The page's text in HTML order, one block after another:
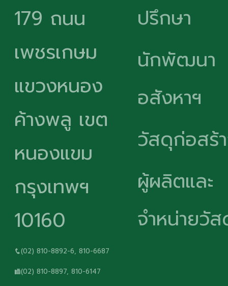
179 ถนน
เพชรเกษม
แขวงหนอง
ค้างพลู เขต
หนองแขม
กรุงเทพฯ
10160
(02) 810-8892-6, 810-6687
(02) 810-8897, 810-6147
ปรึกษา
นักพัฒนา
อสังหาฯ
วัสดุก่อสร้
ผู้ผลิตและ
จำหน่ายวั